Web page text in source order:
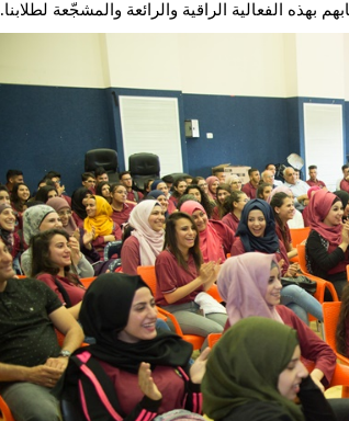
الفعالية الراقية والرائعة والمشجّعة لطلابنا.